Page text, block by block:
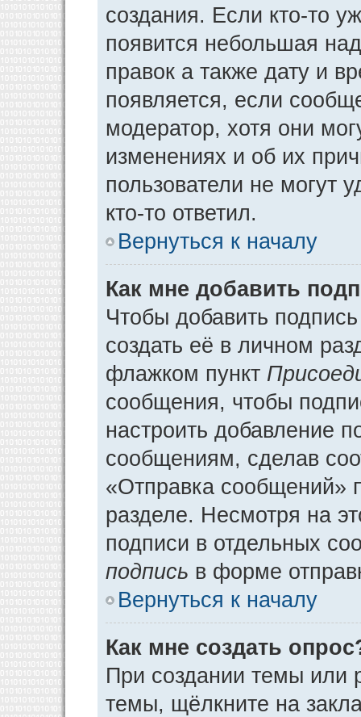
создания. Если кто-то
появится небольшая
правок а также дату и
появляется, если
модератор, хотя они
изменениях и об их
пользователи не могут
кто-то ответил.
Вернуться к началу
Как мне добавить
Чтобы добавить
создать её в личном
флажком пункт
сообщения, чтобы
настроить добавление
сообщениям, сделав
«Отправка сообщений»
разделе. Несмотря на
подписи в отдельных
подпись в форме
Вернуться к началу
Как мне создать
При создании темы или
темы, щёлкните на